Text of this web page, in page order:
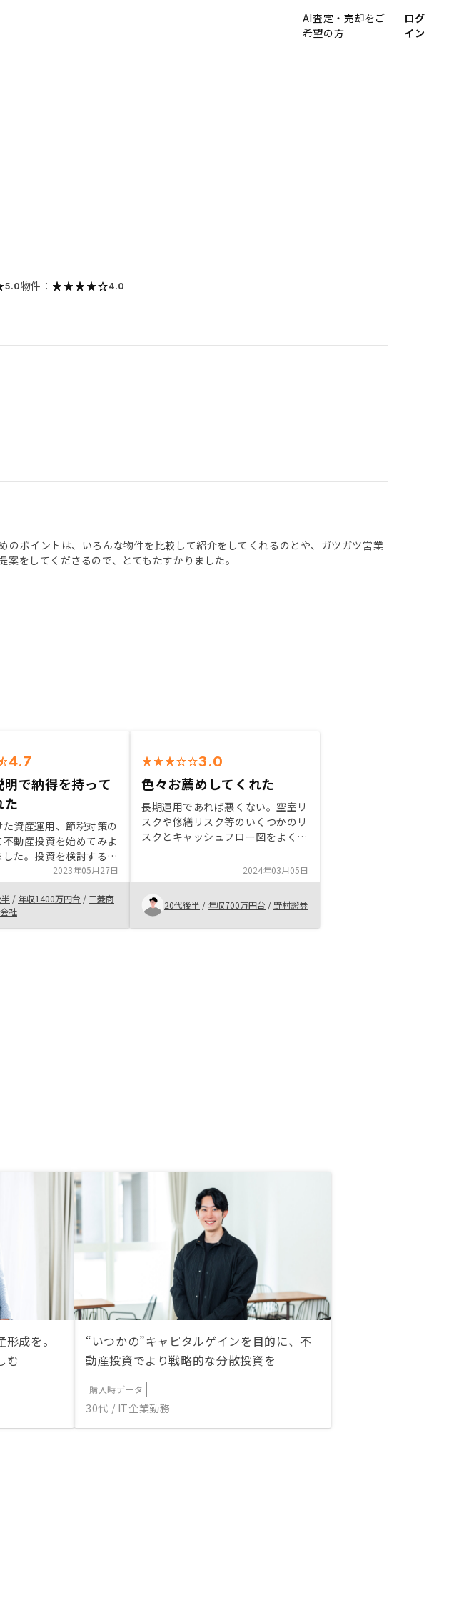
AI査定・売却をご
希望の方
ログ
イン
5.0物件： 4.0
のポイントは、いろんな物件を比較して紹介をしてくれるのとや、ガツガツ営業
をしてくださるので、とてもたすかりました。
4.7
明で納得を持って
た
資産運用、節税対策の
動産投資を始めてみよ
した。投資を検討する前
せでは、自身の疑問に的
ただき、投資のメリッ
ットへの理解が深まり、
みようという気持ちに
自分が住む家ではない
2023年05月27日
/ 年収1400万円台 / 三菱商
社
3.0
色々お薦めしてくれた
長期運用であれば悪くない。空室リ
スクや修繕リスク等のいくつかのリ
スクとキャッシュフロー図をよく理
てるだけの状態であれば、悪くない
とおもう。短期的に節税の点がメリ
ットと思う。
2024年03月05日
20代後半 / 年収700万円台 / 野村證券
成を。
む
“いつかの”キャピタルゲインを目的に、不
動産投資でより戦略的な分散投資を
購入時データ
30代 / IT企業勤務